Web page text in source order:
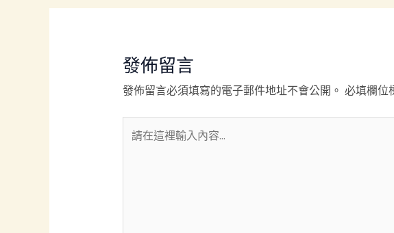
發佈留言
發佈留言必須填寫的電子郵件地址不會公開。 必填欄位
在